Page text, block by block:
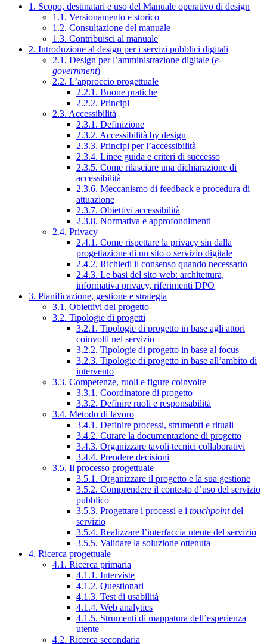
1. Scopo, destinatari e uso del Manuale operativo di design
1.1. Versionamento e storico
1.2. Consultazione del manuale
1.3. Contribuisci al manuale
2. Introduzione al design per i servizi pubblici digitali
2.1. Design per l’amministrazione digitale (e-
government)
2.2. L’approccio progettuale
2.2.1. Buone pratiche
2.2.2. Principi
2.3. Accessibilità
2.3.1. Definizione
2.3.2. Accessibilità by design
2.3.3. Principi per l’accessibilità
2.3.4. Linee guida e criteri di successo
2.3.5. Come rilasciare una dichiarazione di
accessibilità
2.3.6. Meccanismo di feedback e procedura di
attuazione
2.3.7. Obiettivi accessibilità
2.3.8. Normativa e approfondimenti
2.4. Privacy
2.4.1. Come rispettare la privacy sin dalla
progettazione di un sito o servizio digitale
2.4.2. Richiedi il consenso quando necessario
2.4.3. Le basi del sito web: architettura,
informativa privacy, riferimenti DPO
3. Pianificazione, gestione e strategia
3.1. Obiettivi del progetto
3.2. Tipologie di progetti
3.2.1. Tipologie di progetto in base agli attori
coinvolti nel servizio
3.2.2. Tipologie di progetto in base al focus
3.2.3. Tipologie di progetto in base all’ambito di
intervento
3.3. Competenze, ruoli e figure coinvolte
3.3.1. Coordinatore di progetto
3.3.2. Definire ruoli e responsabilità
3.4. Metodo di lavoro
3.4.1. Definire processi, strumenti e rituali
3.4.2. Curare la documentazione di progetto
3.4.3. Organizzare tavoli tecnici collaborativi
3.4.4. Prendere decisioni
3.5. Il processo progettuale
3.5.1. Organizzare il progetto e la sua gestione
3.5.2. Comprendere il contesto d’uso del servizio
pubblico
3.5.3. Progettare i processi e i touchpointdel
servizio
3.5.4. Realizzare l’interfaccia utente del servizio
3.5.5. Validare la soluzione ottenuta
4. Ricerca progettuale
4.1. Ricerca primaria
4.1.1. Interviste
4.1.2. Questionari
4.1.3. Test di usabilità
4.1.4. Web analytics
4.1.5. Strumenti di mappatura dell’esperienza
utente
4.2. Ricerca secondaria